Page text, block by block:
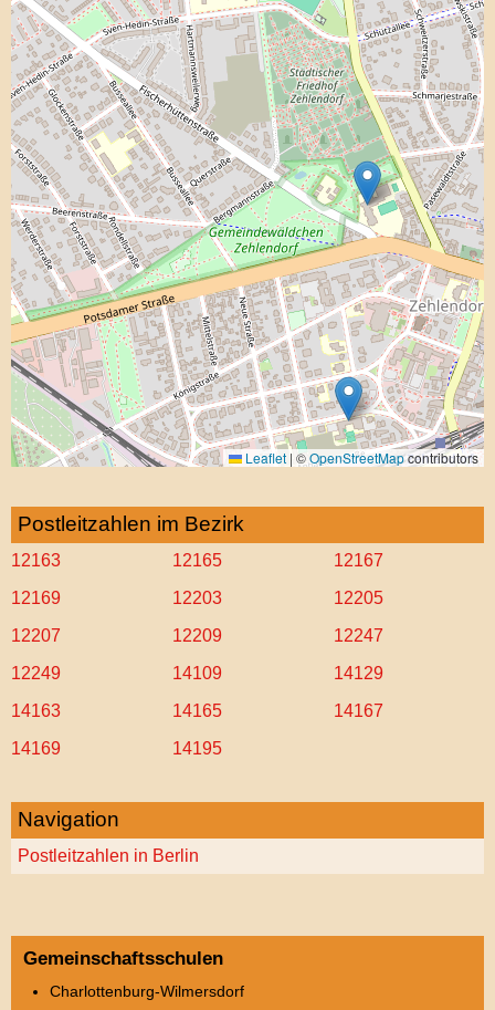
Leaflet | ©OpenStreetMapcontributors
Postleitzahlen im Bezirk
12163 12165
12167
12169
12203
12205
12207
12209
12247
12249
14109
14129
14163
14165
14167
14169
14195
Navigation
Postleitzahlen in Berlin
Gemeinschaftsschulen
Charlottenburg-Wilmersdorf